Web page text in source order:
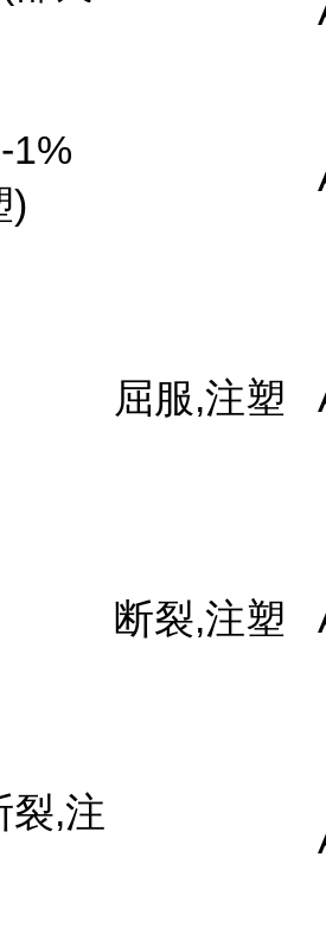
1%
)
屈服,注塑
断裂,注塑
裂,注